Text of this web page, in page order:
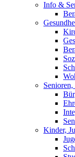
Info &
Kinder,